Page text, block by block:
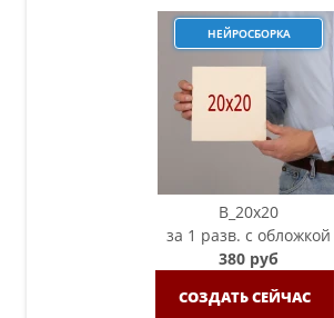
НЕЙРОСБОРКА
B_20х20
за 1 разв. с обложкой
380 руб
СОЗДАТЬ СЕЙЧАС